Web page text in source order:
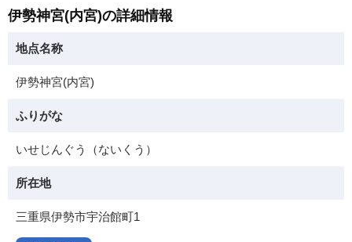
伊勢神宮(内宮)の詳細情報
地点名称
伊勢神宮(内宮)
ふりがな
いせじんぐう（ないくう）
所在地
三重県伊勢市宇治館町1